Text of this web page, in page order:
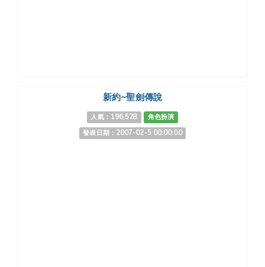
新約~聖劍傳說
人氣：196,528
角色扮演
發表日期：2007-02-5 00:00:00